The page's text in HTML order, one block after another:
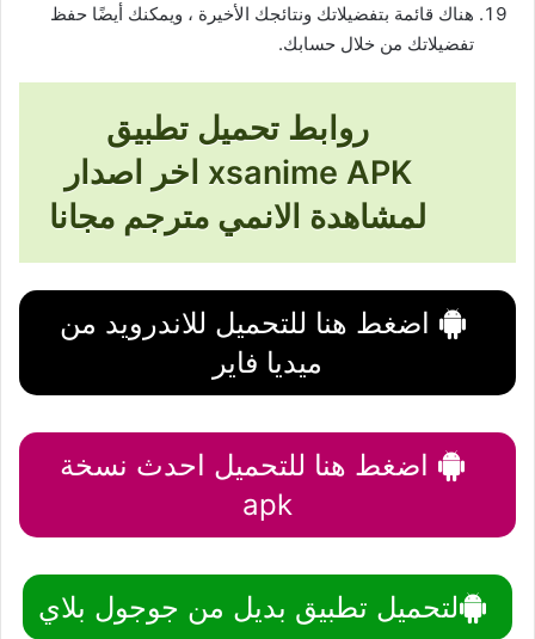
هناك قائمة بتفضيلاتك ونتائجك الأخيرة ، ويمكنك أيضًا حفظ
تفضيلاتك من خلال حسابك.
روابط تحميل تطبيق
xsanime APK اخر اصدار
لمشاهدة الانمي مترجم مجانا
اضغط هنا للتحميل للاندرويد من
ميديا فاير
اضغط هنا للتحميل احدث نسخة
apk
لتحميل تطبيق بديل من جوجول بلاي